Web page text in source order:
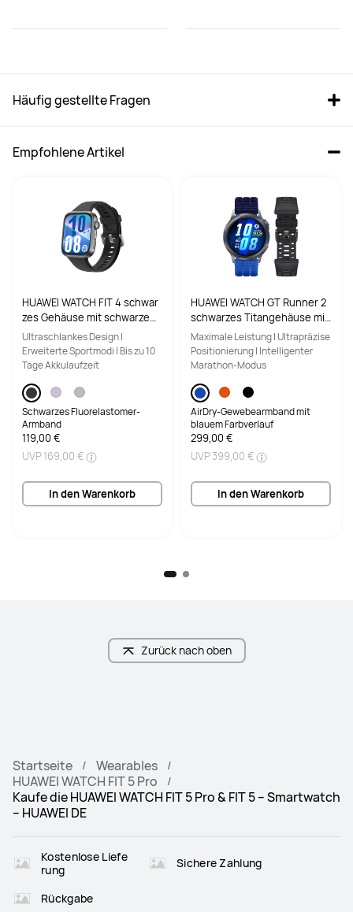
Häufig gestellte Fragen
Empfohlene Artikel
HUAWEI WATCH FIT 4 schwar
zes Gehäuse mit schwarzem
Fluorelastomer-Armband
Ultraschlankes Design |
Erweiterte Sportmodi | Bis zu 10
Tage Akkulaufzeit
Schwarzes Fluorelastomer-
Armband
119,00 €
UVP169,00 €
In den Warenkorb
HUAWEI WATCH GT Runner 2
schwarzes Titangehäuse mit
einem AirDry-Gewebearmba
nd mit blauem Farbverlauf
Maximale Leistung | Ultrapräzise
Positionierung | Intelligenter
Marathon-Modus
AirDry-Gewebearmband mit
blauem Farbverlauf
299,00 €
UVP399,00 €
In den Warenkorb
Zurück nach oben
Startseite
Wearables
HUAWEI WATCH FIT 5 Pro
Kaufe die HUAWEI WATCH FIT 5 Pro & FIT 5 – Smartwatch
– HUAWEI DE
Kostenlose Liefe
rung
Sichere Zahlung
Rückgabe